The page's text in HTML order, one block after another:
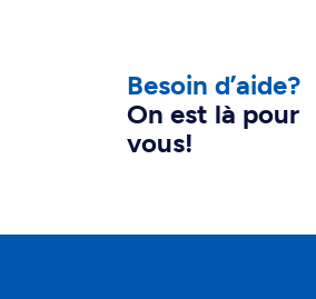
Besoin d’aide?
On est là pour
vous!